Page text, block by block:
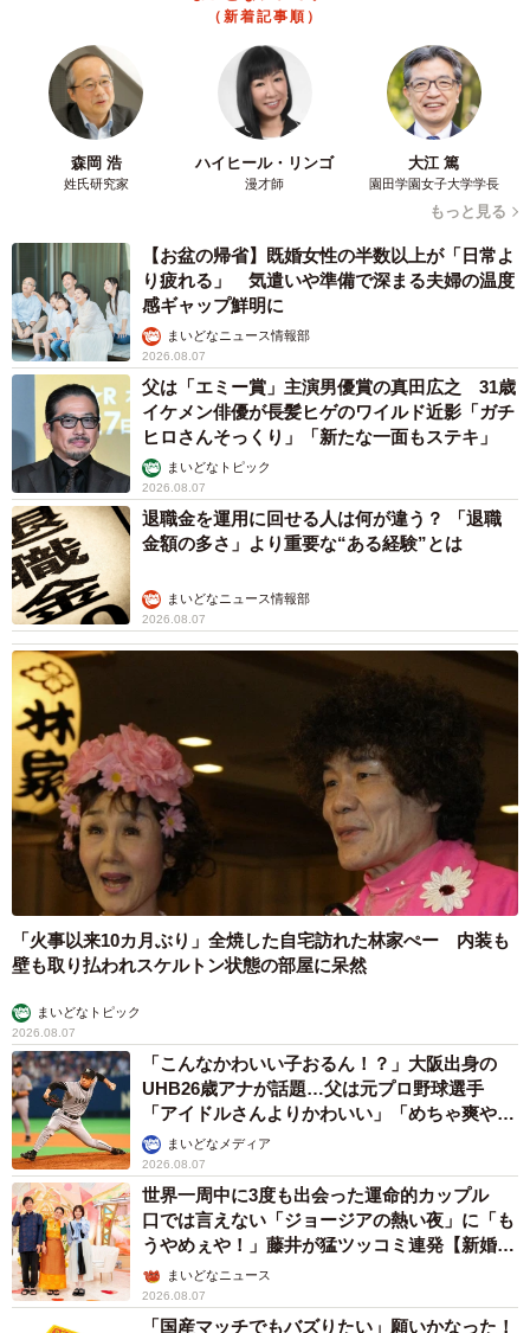
（新着記事順）
森岡 浩
姓氏研究家
ハイヒール・リンゴ
漫才師
大江 篤
園田学園女子大学学長
もっと見る
【お盆の帰省】既婚女性の半数以上が「日常よ
り疲れる」 気遣いや準備で深まる夫婦の温度
感ギャップ鮮明に
まいどなニュース情報部
2026.08.07
父は「エミー賞」主演男優賞の真田広之 31歳
イケメン俳優が長髪ヒゲのワイルド近影「ガチ
ヒロさんそっくり」「新たな一面もステキ」
まいどなトピック
2026.08.07
退職金を運用に回せる人は何が違う？ 「退職
金額の多さ」より重要な“ある経験”とは
まいどなニュース情報部
2026.08.07
「火事以来10カ月ぶり」全焼した自宅訪れた林家ぺー 内装も
壁も取り払われスケルトン状態の部屋に呆然
まいどなトピック
2026.08.07
「こんなかわいい子おるん！？」大阪出身の
UHB26歳アナが話題…父は元プロ野球選手
「アイドルさんよりかわいい」「めちゃ爽や
か」まいどなメディア
2026.08.07
世界一周中に3度も出会った運命的カップル
口では言えない「ジョージアの熱い夜」に「も
うやめぇや！」藤井が猛ツッコミ連発【新婚さ
ん】まいどなニュース
2026.08.07
「国産マッチでもバズりたい」願いかなった！